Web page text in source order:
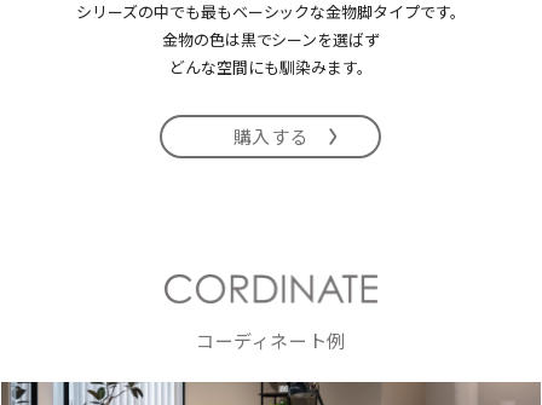
シリーズの中でも最もベーシックな金物脚タイプです。
金物の色は黒でシーンを選ばず
どんな空間にも馴染みます。
購入する
コーディネート例